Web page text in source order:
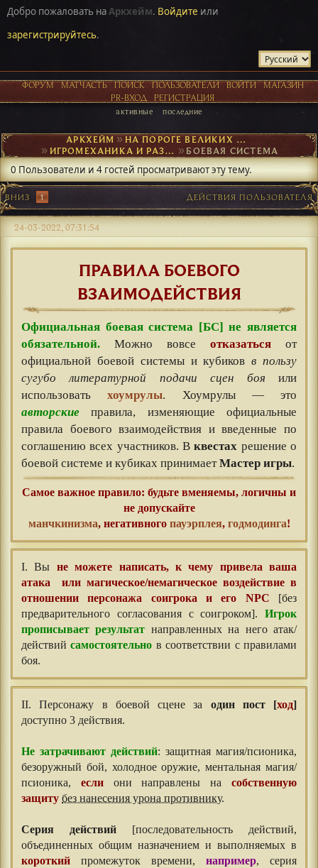
Добро пожаловать наАркхейм. Войдите или
зарегистрируйтесь.
ФОРУМ МАТЧАСТЬ ПОИСК ПОЛЬЗОВАТЕЛИ ВОЙТИ
МАГАЗИН
PR-ВХОД
РЕГИСТРАЦИЯ
активные последние
АРКХЕЙМ► НА ПОРОГЕ ВЕЛИКИХ ОТКРЫТИЙ
► ИГРОМЕХАНИКА И РАЗВИТИЕ ПЕРСОНАЖА ►БОЕВАЯ СИСТЕМА
0 Пользователи и 4 гостей просматривают эту тему.
ВНИЗ 1 ДЕЙСТВИЯ ПОЛЬЗОВАТЕЛЯ
24-03-2022, 07:31:54
ПРАВИЛА БОЕВОГО
ВЗАИМОДЕЙСТВИЯ
Официальная боевая система [БС] не является
обязательной. Можно вовсе отказаться от
официальной боевой системы и кубиковв пользу
сугубо литературной подачи сцен боя или
использоватьхоумрулы. Хоумрулы — это
авторские правила, изменяющие официальные
правила боевого взаимодействия и введенные по
соглашению всех участников. Вквестах решение о
боевой системе и кубиках принимаетМастер игры.
Самое важное правило: будьте вменяемы, логичны и
не допускайте
манчкинизма, негативного пауэрплея, годмодинга!
I. Вы не можете написать, к чему привела ваша
атака или магическое/немагическое воздействие в
отношении персонажа соигрока и его NPC [без
предварительного согласования с соигроком]. Игрок
прописывает результат направленных на него атак/
действийсамостоятельно в соответствии с правилами
боя.
II. Персонажу в боевой сцене за один пост [ход]
доступно 3 действия.
Не затрачивают действий: защитная магия/псионика,
безоружный бой, холодное оружие, ментальная магия/
псионика, еслиони направлены насобственную
защиту без нанесения урона противнику.
Серия действий [последовательность действий,
объединенных общим назначением и выполняемых в
короткий промежуток времени, например, серия